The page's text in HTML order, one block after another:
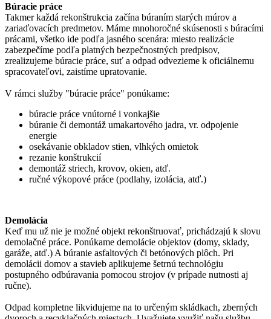
Búracie práce
Takmer každá rekonštrukcia začína búraním starých múrov a
zariaďovacích predmetov. Máme mnohoročné skúsenosti s búracími
prácami, všetko ide podľa jasného scenára: miesto realizácie
zabezpečíme podľa platných bezpečnostných predpisov,
zrealizujeme búracie práce, suť a odpad odvezieme k oficiálnemu
spracovateľovi, zaistíme upratovanie.
V rámci služby "búracie práce" ponúkame:
búracie práce vnútorné i vonkajšie
búranie či demontáž umakartového jadra, vr. odpojenie
energie
osekávanie obkladov stien, vlhkých omietok
rezanie konštrukcií
demontáž striech, krovov, okien, atď.
ručné výkopové práce (podlahy, izolácia, atď.)
Demolácia
Keď mu už nie je možné objekt rekonštruovať, prichádzajú k slovu
demolačné práce. Ponúkame demolácie objektov (domy, sklady,
garáže, atď.) A búranie asfaltových či betónových plôch. Pri
demolácii domov a stavieb aplikujeme šetrnú technológiu
postupného odbúravania pomocou strojov (v prípade nutnosti aj
ručne).
Odpad kompletne likvidujeme na to určeným skládkach, zberných